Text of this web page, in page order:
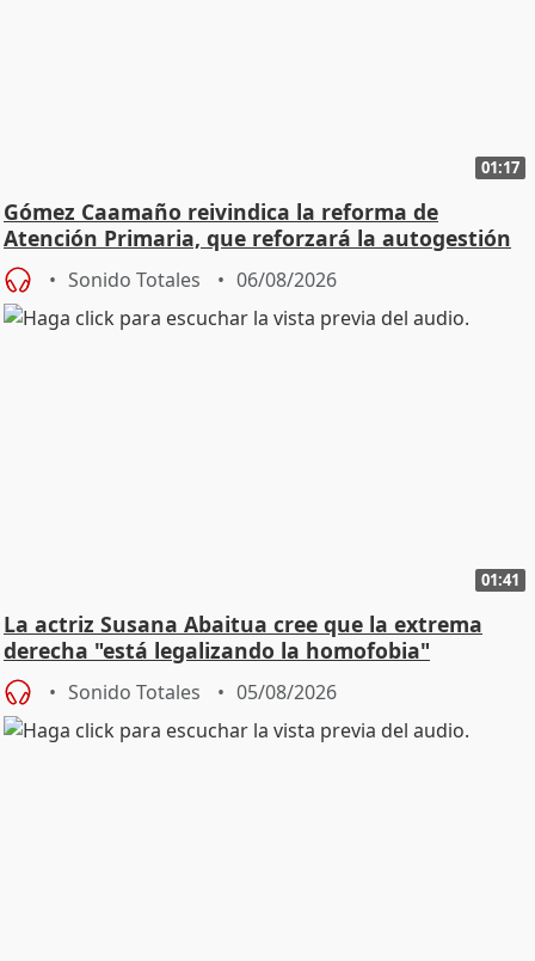
01:17
Gómez Caamaño reivindica la reforma de
Atención Primaria, que reforzará la autogestión
Sonido Totales 06/08/2026
01:41
La actriz Susana Abaitua cree que la extrema
derecha "está legalizando la homofobia"
Sonido Totales 05/08/2026